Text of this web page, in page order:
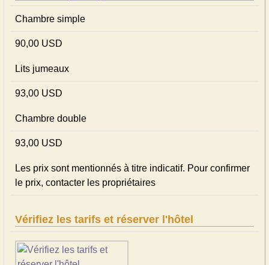
Chambre simple
90,00 USD
Lits jumeaux
93,00 USD
Chambre double
93,00 USD
Les prix sont mentionnés à titre indicatif. Pour confirmer
le prix, contacter les propriétaires
Vérifiez les tarifs et réserver l'hôtel